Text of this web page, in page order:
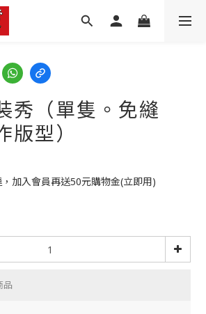
秀（單隻。免縫
型）
加入會員再送50元購物金(立即用)
品